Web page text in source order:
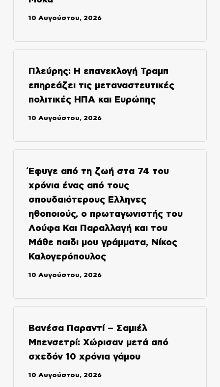
10 Αυγούστου, 2026
Πλεύρης: Η επανεκλογή Τραμπ
επηρεάζει τις μεταναστευτικές
πολιτικές ΗΠΑ και Ευρώπης
10 Αυγούστου, 2026
Έφυγε από τη ζωή στα 74 του
χρόνια ένας από τους
σπουδαιότερους Ελληνες
ηθοποιούς, ο πρωταγωνιστής του
Λούφα Και Παραλλαγή και του
Μάθε παιδι μου γράμματα, Νίκος
Καλογερόπουλος
10 Αυγούστου, 2026
Βανέσα Παραντί – Σαμιέλ
Μπενσετρί: Χώρισαν μετά από
σχεδόν 10 χρόνια γάμου
10 Αυγούστου, 2026